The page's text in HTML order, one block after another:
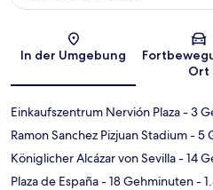
In der Umgebung
Ort
Einkaufszentrum Nervión Plaza- 3
Ramon Sanchez Pizjuan Stadium- 5
Königlicher Alcázar von Sevilla- 14
Plaza de España- 18 Gehminuten-